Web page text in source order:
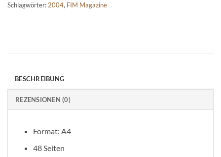
Schlagwörter: 2004, FIM Magazine
BESCHREIBUNG
REZENSIONEN (0)
Format: A4
48 Seiten